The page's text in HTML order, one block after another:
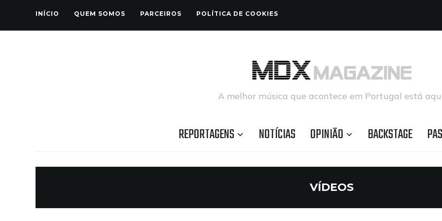
INÍCIO QUEM SOMOS PARCEIROS POLÍTICA DE COOKIES
A melhor música que acontece em Portugal está
REPORTAGENS NOTÍCIAS OPINIÃO BACKSTAGE
VÍDEOS